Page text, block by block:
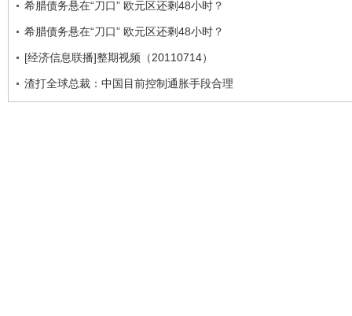
希腊债务悬在“刀口” 欧元区还剩48小时？
希腊债务悬在“刀口” 欧元区还剩48小时？
[经济信息联播]整期视频（20110714）
渣打全球总裁：中国目前控制通胀手段合理